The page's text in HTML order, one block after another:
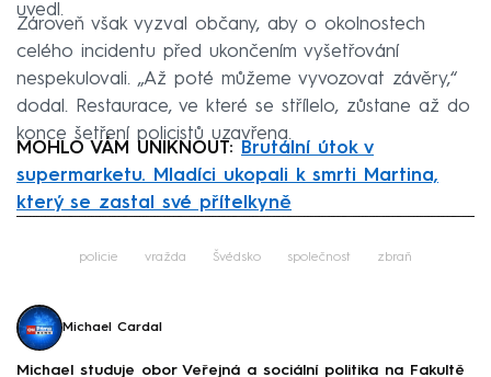
uvedl.
Zároveň však vyzval občany, aby o okolnostech
celého incidentu před ukončením vyšetřování
nespekulovali. „Až poté můžeme vyvozovat závěry,“
dodal. Restaurace, ve které se střílelo, zůstane až do
konce šetření policistů uzavřena.
MOHLO VÁM UNIKNOUT:
Brutální útok v
supermarketu. Mladíci ukopali k smrti Martina,
který se zastal své přítelkyně
policie vražda Švédsko společnost zbraň
Michael Cardal
Michael studuje obor Veřejná a sociální politika na Fakultě